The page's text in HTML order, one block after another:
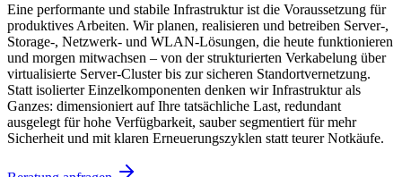
Eine performante und stabile Infrastruktur ist die Voraussetzung für
produktives Arbeiten. Wir planen, realisieren und betreiben Server-,
Storage-, Netzwerk- und WLAN-Lösungen, die heute funktionieren
und morgen mitwachsen – von der strukturierten Verkabelung über
virtualisierte Server-Cluster bis zur sicheren Standortvernetzung.
Statt isolierter Einzelkomponenten denken wir Infrastruktur als
Ganzes: dimensioniert auf Ihre tatsächliche Last, redundant
ausgelegt für hohe Verfügbarkeit, sauber segmentiert für mehr
Sicherheit und mit klaren Erneuerungszyklen statt teurer Notkäufe.